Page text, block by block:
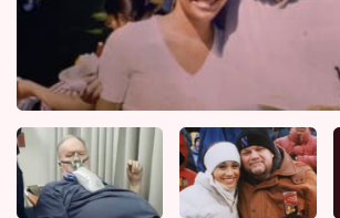
Sledujte prima+
Filmový festival Karlovy
Pořady